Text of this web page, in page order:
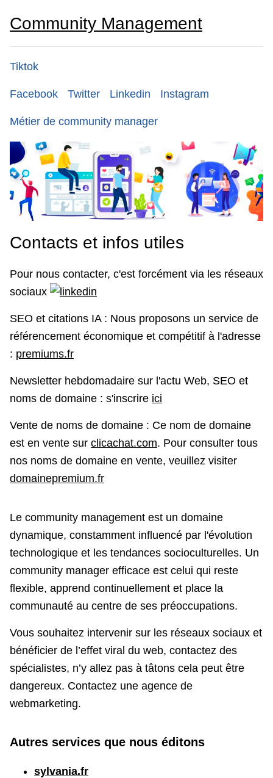
Community Management
Tiktok
Facebook Twitter Linkedin Instagram
Métier de community manager
Contacts et infos utiles
Pour nous contacter, c'est forcément via les réseaux
sociaux
SEO et citations IA : Nous proposons un service de
référencement économique et compétitif à l'adresse
: premiums.fr
Newsletter hebdomadaire sur l'actu Web, SEO et
noms de domaine : s'inscrire ici
Vente de noms de domaine : Ce nom de domaine
est en vente sur clicachat.com. Pour consulter tous
nos noms de domaine en vente, veuillez visiter
domainepremium.fr
Le community management est un domaine
dynamique, constamment influencé par l'évolution
technologique et les tendances socioculturelles. Un
community manager efficace est celui qui reste
flexible, apprend continuellement et place la
communauté au centre de ses préoccupations.
Vous souhaitez intervenir sur les réseaux sociaux et
bénéficier de l’effet viral du web, contactez des
spécialistes, n’y allez pas à tâtons cela peut être
dangereux. Contactez une agence de
webmarketing.
Autres services que nous éditons
sylvania.fr